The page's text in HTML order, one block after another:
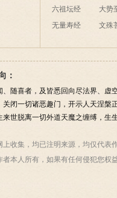
六祖坛经
无量寿经
大势
文殊
：
、随喜者，及皆悉回向尽法界、虚
关闭一切诸恶趣门，开示人天涅
世脱离一切外道天魔之缠缚，生
上收集，均已注明来源，均仅代表
者本人所有，如果有任何侵犯您权